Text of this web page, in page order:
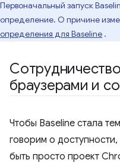
Первоначальный запуск
определение. О причине
определения для Baseline .
браузерами и
Чтобы Baseline стала
говорим о
быть просто проект